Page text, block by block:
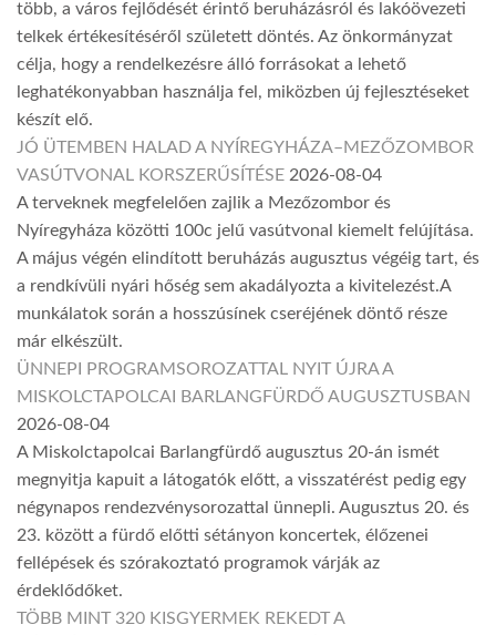
több, a város fejlődését érintő beruházásról és lakóövezeti
telkek értékesítéséről született döntés. Az önkormányzat
célja, hogy a rendelkezésre álló forrásokat a lehető
leghatékonyabban használja fel, miközben új fejlesztéseket
készít elő.
JÓ ÜTEMBEN HALAD A NYÍREGYHÁZA–MEZŐZOMBOR
VASÚTVONAL KORSZERŰSÍTÉSE 2026-08-04
A terveknek megfelelően zajlik a Mezőzombor és
Nyíregyháza közötti 100c jelű vasútvonal kiemelt felújítása.
A május végén elindított beruházás augusztus végéig tart, és
a rendkívüli nyári hőség sem akadályozta a kivitelezést.A
munkálatok során a hosszúsínek cseréjének döntő része
már elkészült.
ÜNNEPI PROGRAMSOROZATTAL NYIT ÚJRA A
MISKOLCTAPOLCAI BARLANGFÜRDŐ AUGUSZTUSBAN
2026-08-04
A Miskolctapolcai Barlangfürdő augusztus 20-án ismét
megnyitja kapuit a látogatók előtt, a visszatérést pedig egy
négynapos rendezvénysorozattal ünnepli. Augusztus 20. és
23. között a fürdő előtti sétányon koncertek, élőzenei
fellépések és szórakoztató programok várják az
érdeklődőket.
TÖBB MINT 320 KISGYERMEK REKEDT A